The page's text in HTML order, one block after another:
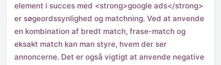
element i succes med <strong>google ads</strong>
er søgeordssynlighed og matchning. Ved at anvende
en kombination af bredt match, frase-match og
eksakt match kan man styre, hvem der ser
annoncerne. Det er også vigtigt at anvende negative